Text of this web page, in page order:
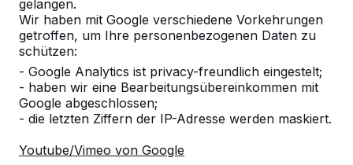
gelangen.
Wir haben mit Google verschiedene Vorkehrungen
getroffen, um Ihre personenbezogenen Daten zu
schützen:
- Google Analytics ist privacy-freundlich eingestelt;
- haben wir eine Bearbeitungsübereinkommen mit
Google abgeschlossen;
- die letzten Ziffern der IP-Adresse werden maskiert.
Youtube/Vimeo von Google
Kategorie
Alles anzeigen
Ort oder Postleitzahl suchen